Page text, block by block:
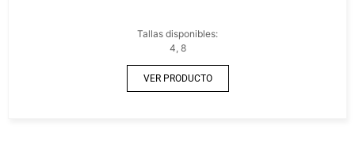
Tallas disponibles:
4, 8
VER PRODUCTO